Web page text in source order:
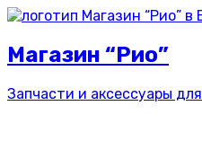
Магазин “Рио”
Запчасти и аксессуары для